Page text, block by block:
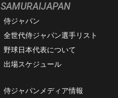
SAMURAIJAPAN
侍ジャパン
全世代侍ジャパン選手リスト
野球日本代表について
出場スケジュール
侍ジャパンメディア情報